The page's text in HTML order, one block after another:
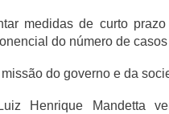
medidas de curto
do número de
do governo e da
Henrique Mandetta